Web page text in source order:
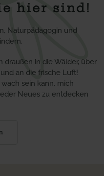
hier sind!
Naturpädagogin und
draußen in die Wälder, über
an die frische Luft!
sein kann, mich
Neues zu entdecken